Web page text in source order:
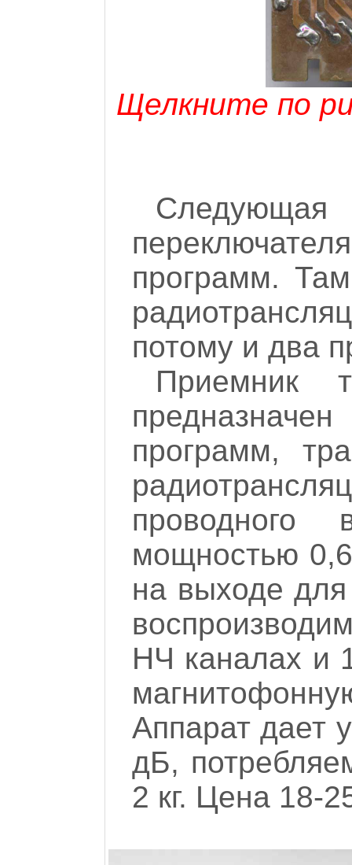
Щелкните по
программ.
потому и два
Приемник
программ,
проводного
мощностью
на выходе
НЧ каналах и
Аппарат дает
дБ,
2 кг. Цена 18-